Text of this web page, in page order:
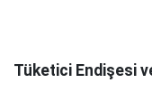
Tüketici Endişesi